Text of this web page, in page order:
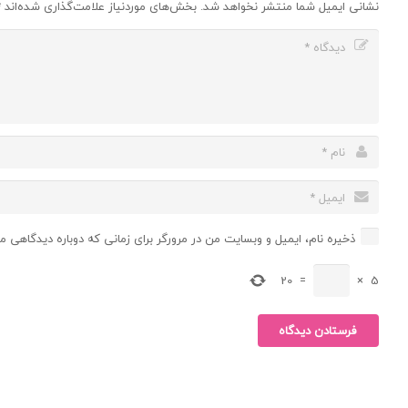
نشانی ایمیل شما منتشر نخواهد شد. بخش‌های موردنیاز علامت‌گذاری شده‌اند
ذخیره نام، ایمیل و وبسایت من در مرورگر برای زمانی که دوباره
5
×
=
20
فرستادن دیدگاه